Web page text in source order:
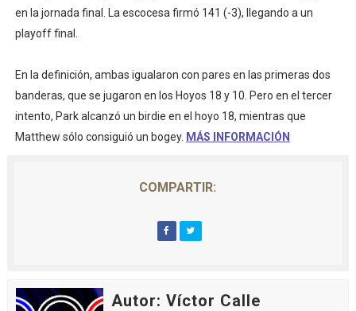
Campeonato de Europa de saltos 2026 (París,
en la jornada final. La escocesa firmó 141 (-3), llegando a un
playoff final.
En la definición, ambas igualaron con pares en las primeras dos
banderas, que se jugaron en los Hoyos 18 y 10. Pero en el tercer
intento, Park alcanzó un birdie en el hoyo 18, mientras que
Matthew sólo consiguió un bogey. MÁS INFORMACIÓN
COMPARTIR:
Autor: Víctor Calle